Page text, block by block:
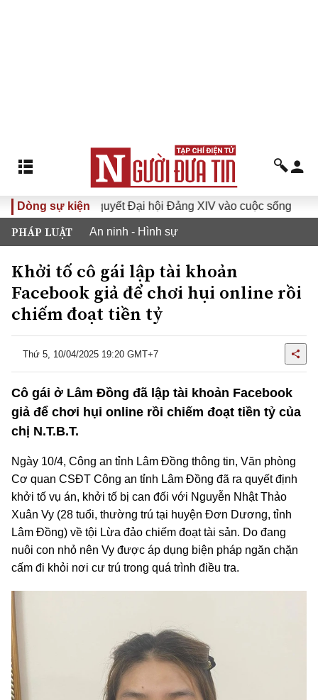
Dòng sự kiện
Đưa Nghị quyết Đại hội Đảng XIV vào cuộc sống
PHÁP LUẬT An ninh - Hình sự
Khởi tố cô gái lập tài khoản
Facebook giả để chơi hụi online rồi
chiếm đoạt tiền tỷ
Thứ 5, 10/04/2025 19:20 GMT+7
Cô gái ở Lâm Đồng đã lập tài khoản Facebook
giả để chơi hụi online rồi chiếm đoạt tiền tỷ của
chị N.T.B.T.
Ngày 10/4, Công an tỉnh Lâm Đồng thông tin, Văn phòng
Cơ quan CSĐT Công an tỉnh Lâm Đồng đã ra quyết định
khởi tố vụ án, khởi tố bị can đối với Nguyễn Nhật Thảo
Xuân Vy (28 tuổi, thường trú tại huyện Đơn Dương, tỉnh
Lâm Đồng) về tội Lừa đảo chiếm đoạt tài sản. Do đang
nuôi con nhỏ nên Vy được áp dụng biện pháp ngăn chặn
cấm đi khỏi nơi cư trú trong quá trình điều tra.